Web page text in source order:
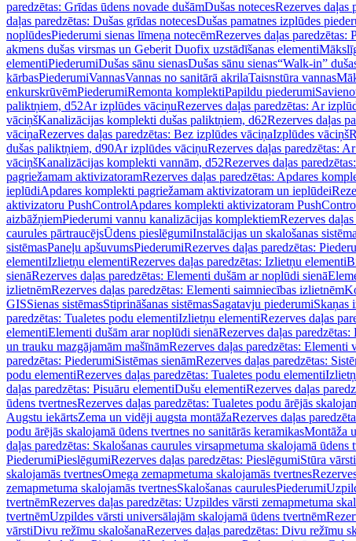
paredzētas: Grīdas ūdens novade dušāmDušas notecesRezerves daļas
daļas paredzētas: Dušas grīdas notecesDušas pamatnes izplūdes
noplūdesPiederumi sienas līmeņa notecēmRezerves daļas paredzētas:
akmens dušas virsmas un Geberit Duofix uzstādīšanas elementi
elementiPiederumiDušas sānu sienasDušas sānu sienas“Walk-in”
kārbasPiederumiVannasVannas no sanitārā akrilaTaisnstūra vannas
enkurskrūvēmPiederumiRemonta komplektiPapildu piederumi
paliktņiem, d52Ar izplūdes vāciņuRezerves daļas paredzētas: Ar
vāciņšKanalizācijas komplekti dušas paliktņiem, d62Rezerves daļas
vāciņaRezerves daļas paredzētas: Bez izplūdes vāciņaIzplūdes vāciņš
dušas paliktņiem, d90Ar izplūdes vāciņuRezerves daļas paredzētas:
vāciņšKanalizācijas komplekti vannām, d52Rezerves daļas
pagriežamam aktivizatoramRezerves daļas paredzētas: Apdares
ieplūdiApdares komplekti pagriežamam aktivizatoram un ieplūdei
aktivizatoru PushControlApdares komplekti aktivizatoram
aizbāžņiemPiederumi vannu kanalizācijas komplektiemRezerves
caurules pārtraucējsŪdens pieslēgumiInstalācijas un skalošanas
sistēmasPaneļu apšuvumsPiederumiRezerves daļas paredzētas:
elementiIzlietņu elementiRezerves daļas paredzētas: Izlietņu elementi
sienāRezerves daļas paredzētas: Elementi dušām ar noplūdi sienā
izlietnēmRezerves daļas paredzētas: Elementi saimniecības izlietnēm
GISSienas sistēmasStiprināšanas sistēmasSagatavju piederumiSkaņas
paredzētas: Tualetes podu elementiIzlietņu elementiRezerves daļas
elementiElementi dušām arar noplūdi sienāRezerves daļas
un trauku mazgājamām mašīnāmRezerves daļas paredzētas: Elementi
paredzētas: PiederumiSistēmas sienāmRezerves daļas paredzētas:
podu elementiRezerves daļas paredzētas: Tualetes podu elementi
daļas paredzētas: Pisuāru elementiDušu elementiRezerves daļas
ūdens tvertnesRezerves daļas paredzētas: Tualetes podu ārējās
Augstu iekārtsZema un vidēji augsta montāžaRezerves daļas
podu ārējās skalojamā ūdens tvertnes no sanitārās keramikasMontāža
daļas paredzētas: Skalošanas caurules virsapmetuma skalojamā ūdens
PiederumiPieslēgumiRezerves daļas paredzētas: PieslēgumiStūra vārsti
skalojamās tvertnesOmega zemapmetuma skalojamās tvertnes
zemapmetuma skalojamās tvertnesSkalošanas caurulesPiederumi
tvertnēmRezerves daļas paredzētas: Uzpildes vārsti zemapmetuma
tvertnēmUzpildes vārsti universālajām skalojamā ūdens tvertnēm
vārstiDivu režīmu skalošanaRezerves daļas paredzētas: Divu režīmu